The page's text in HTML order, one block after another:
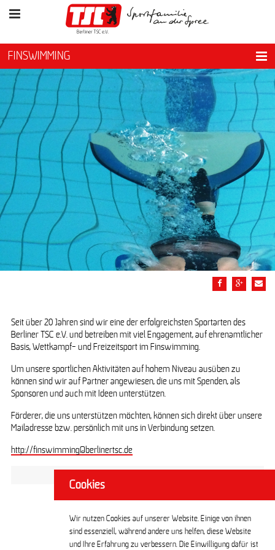
FINSWIMMING
Unterstützen Sie die Finswimmer
Seit über 20 Jahren sind wir eine der erfolgreichsten Sportarten des
Berliner TSC e.V. und betreiben mit viel Engagement, auf ehrenamtlicher
Basis, Wettkampf- und Freizeitsport im Finswimming.
Um unsere sportlichen Aktivitäten auf hohem Niveau ausüben zu
können sind wir auf Partner angewiesen, die uns mit Spenden, als
Sponsoren und auch mit Ideen unterstützen.
Förderer, die uns unterstützen möchten, können sich direkt über unsere
Mailadresse bzw. persönlich mit uns in Verbindung setzen.
http://finswimming@berlinertsc.de
Cookies
Wir nutzen Cookies auf unserer Website. Einige von ihnen
sind essenziell, während andere uns helfen, diese Website
und Ihre Erfahrung zu verbessern. Die Einwilligung dafür ist